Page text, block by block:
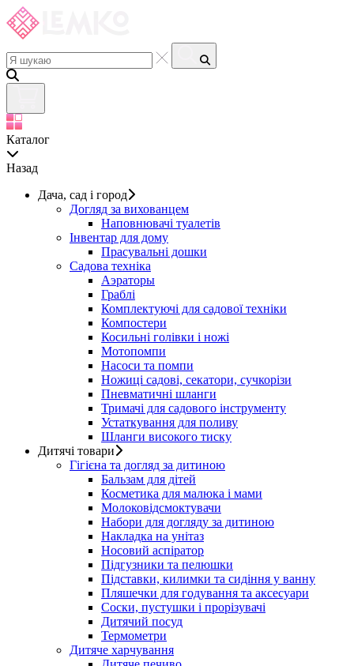
Каталог
Назад
Дача, сад і город
Догляд за вихованцем
Наповнювачі туалетів
Інвентар для дому
Прасувальні дошки
Садова техніка
Аэраторы
Граблі
Комплектуючі для садової техніки
Компостери
Косильні голівки і ножі
Мотопомпи
Насоси та помпи
Ножиці садові, секатори, сучкорізи
Пневматичні шланги
Тримачі для садового інструменту
Устаткування для поливу
Шланги високого тиску
Дитячі товари
Гігієна та догляд за дитиною
Бальзам для дітей
Косметика для малюка і мами
Молоковідсмоктувачи
Набори для догляду за дитиною
Накладка на унітаз
Носовий аспіратор
Підгузники та пелюшки
Підставки, килимки та сидіння у ванну
Пляшечки для годування та аксесуари
Соски, пустушки і прорізувачі
Дитячий посуд
Термометри
Дитяче харчування